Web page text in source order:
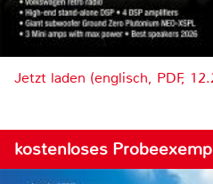
Jetzt laden (englisch, PDF,
kostenloses